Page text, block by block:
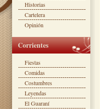
Historias
Cartelera
Opinión
Corrientes
Fiestas
Comidas
Costumbres
Leyendas
El Guaraní